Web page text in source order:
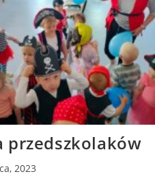
przedszkolaków
2023